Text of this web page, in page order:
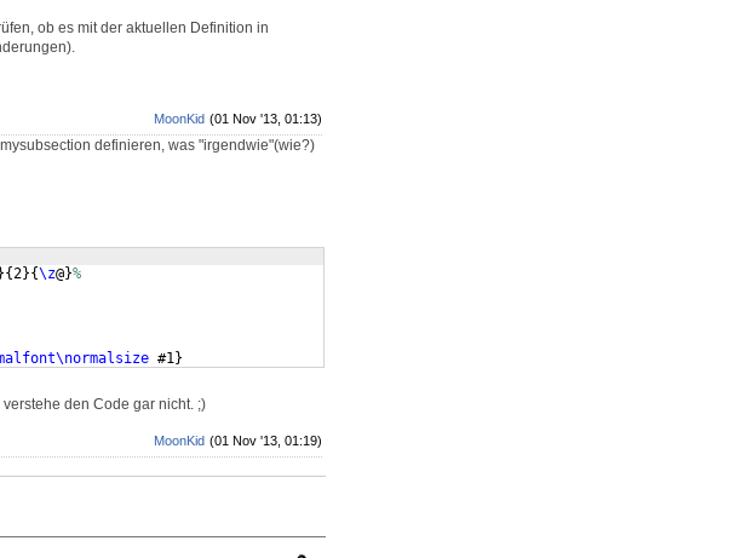
ob es mit der aktuellen Definition in
(01 Nov '13, 01:13)
MoonKid
definieren, was "irgendwie"(wie?)
{2}{\z@}%
#1 }
den Code gar nicht. ;)
(01 Nov '13, 01:19)
MoonKid